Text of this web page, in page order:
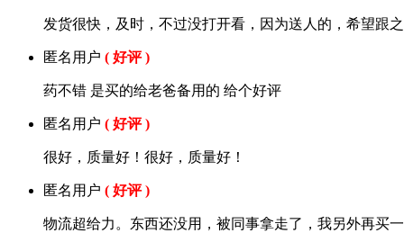
发货很快，及时，不过没打开看，因为送人的，希望跟
匿名用户 ( 好评 )
药不错 是买的给老爸备用的 给个好评
匿名用户 ( 好评 )
很好，质量好！很好，质量好！
匿名用户 ( 好评 )
物流超给力。东西还没用，被同事拿走了，我另外再买